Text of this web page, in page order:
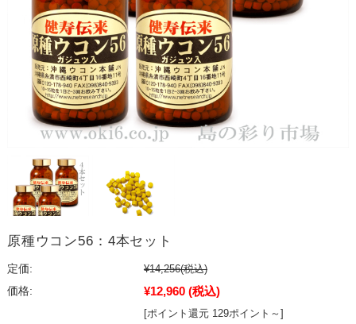
原種ウコン56：4本セット
定価: ¥14,256(税込)
価格:
¥12,960 (税込)
[ポイント還元 129ポイント～]